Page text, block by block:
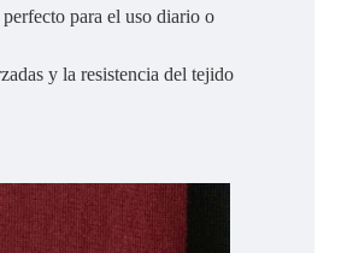
para el uso diario o
y la resistencia del tejido